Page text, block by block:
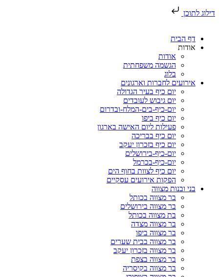
דילוג לתוכן
דף הבית
אודות
אודות
הגשמה משפחתית
בלוג
אירועים לחברות וארגונים
יום כיף בעיר הגדולה
יום גיבוש לעובדים
יום-כיף-בים-המלח-ובדרום
יום כיף ביפו
פעילות ליום האישה בארגון
יום כיף בבריכה
יום כיף בזכרון יעקב
יום-כיף-בירושלים
יום-כיף-בכרמל
יום כיף לצוות בחוף הים
הפקות אירועים עסקיים
בני ובנות מצווה
בר מצווה בכותל
בר מצווה בירושלים
בת מצווה בכותל
בר מצווה מצדה
בר מצווה ביפו
בר מצווה בבית שערים
בר מצווה בזכרון יעקב
בר מצווה בצפת
בר מצווה בקיסריה